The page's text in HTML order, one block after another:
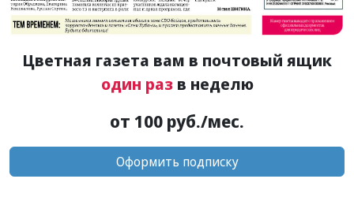
Цветная газета вам в почтовый ящик
один разв неделю
от 100 руб./мес.
Оформить подписку